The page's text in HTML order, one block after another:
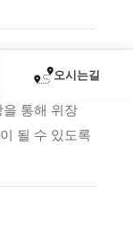
오시는길
인을 살펴
통해 위장
될 수 있도록